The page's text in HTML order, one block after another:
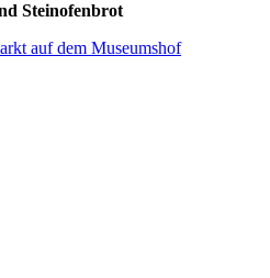
Steinofenbrot
auf dem Museumshof